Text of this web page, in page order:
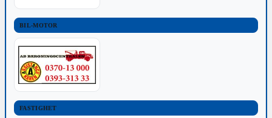
BIL-MOTOR
FASTIGHET